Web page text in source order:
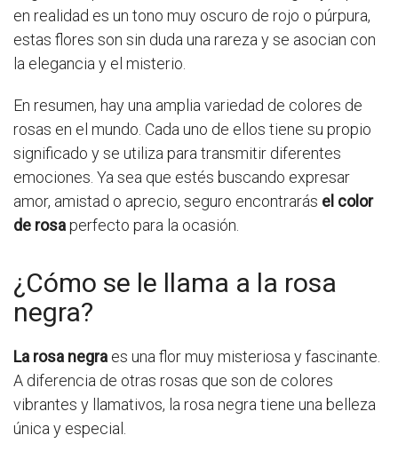
en realidad es un tono muy oscuro de rojo o púrpura,
estas flores son sin duda una rareza y se asocian con
la elegancia y el misterio.
En resumen, hay una amplia variedad de colores de
rosas en el mundo. Cada uno de ellos tiene su propio
significado y se utiliza para transmitir diferentes
emociones. Ya sea que estés buscando expresar
amor, amistad o aprecio, seguro encontrarás el color
de rosaperfecto para la ocasión.
¿Cómo se le llama a la rosa
negra?
La rosa negra es una flor muy misteriosa y fascinante.
A diferencia de otras rosas que son de colores
vibrantes y llamativos, la rosa negra tiene una belleza
única y especial.